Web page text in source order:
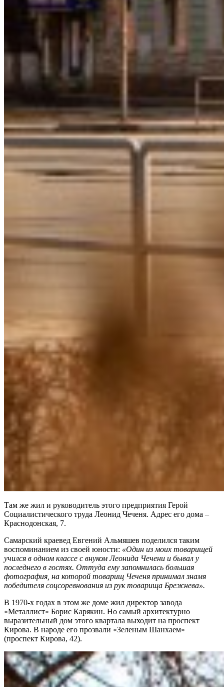
Там же жил и руководитель этого предприятия Герой
Социалистического труда Леонид Чеченя. Адрес его дома –
Краснодонская, 7.
Самарский краевед Евгений Альмяшев поделился таким
воспоминанием из своей юности: «Один из моих товарищей
учился в одном классе с внуком Леонида Чечени и бывал у
последнего в гостях. Оттуда ему запомнилась большая
фотография, на которой товарищ Чеченя принимал знамя
победителя соцсоревнования из рук товарища Брежнева».
В 1970-х годах в этом же доме жил директор завода
«Металлист» Борис Карякин. Но самый архитектурно
выразительный дом этого квартала выходит на проспект
Кирова. В народе его прозвали «Зеленым Шанхаем»
(проспект Кирова, 42).